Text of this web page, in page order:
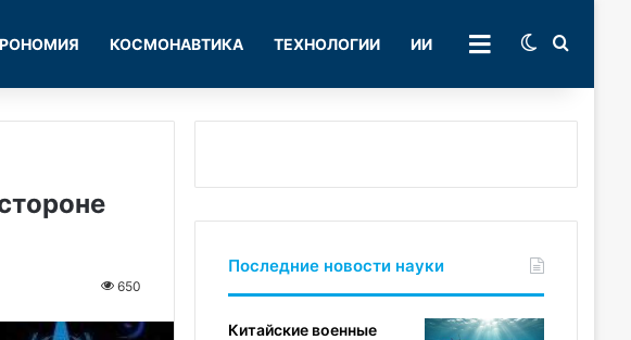
КОСМОНАВТИКА ТЕХНОЛОГИИ ИИ РУБРИКИSwitch skin
650
Последние новости науки
Китайские военные